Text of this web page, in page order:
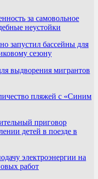
за самовольное
неустойки
запустил бассейны для
сезону
выдворения мигрантов
пляжей с «Синим
приговор
детей в поезде в
электроэнергии на
работ